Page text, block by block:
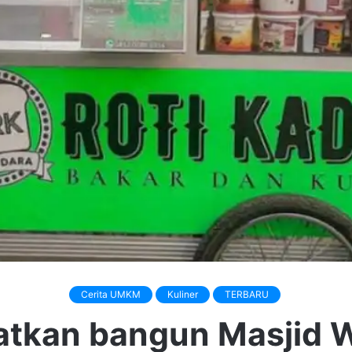
Cerita UMKM Kuliner TERBARU
bangun Masjid